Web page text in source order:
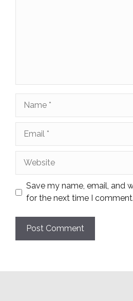
Save my name, email, and
for the next time I comment.